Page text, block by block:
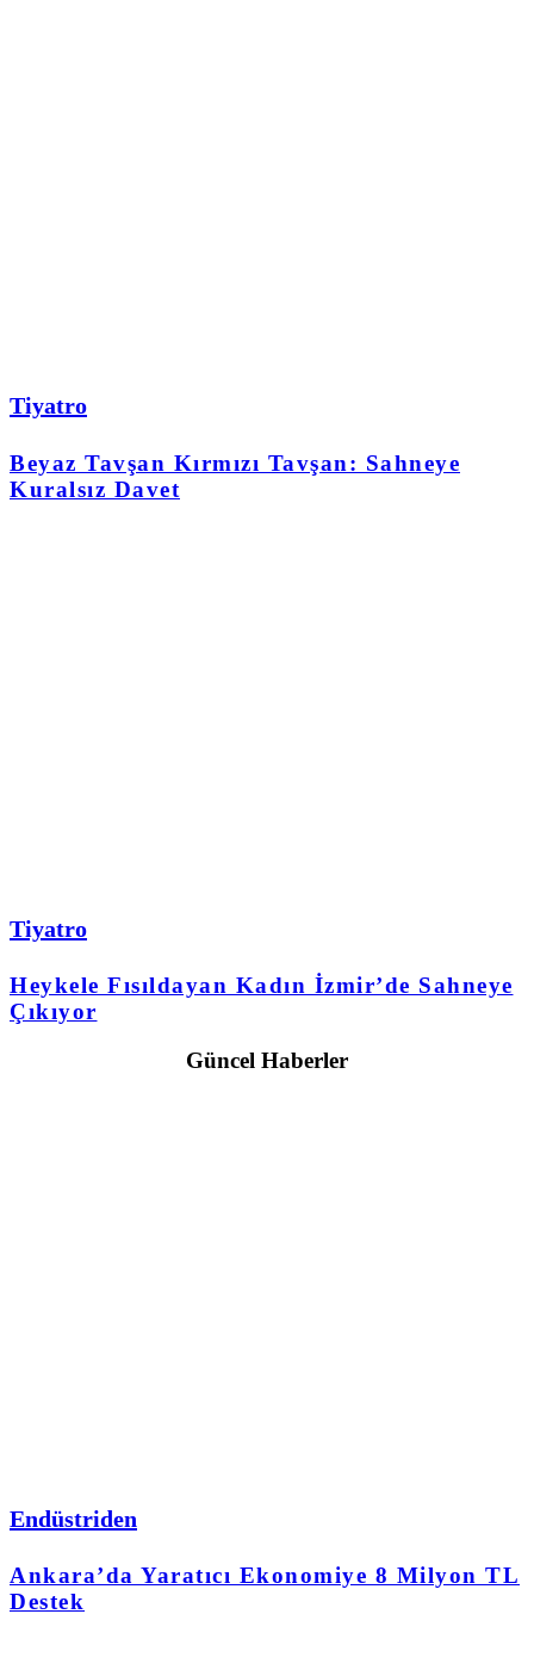
Tiyatro
Beyaz Tavşan Kırmızı Tavşan: Sahneye
Kuralsız Davet
Tiyatro
Heykele Fısıldayan Kadın İzmir’de Sahneye
Çıkıyor
Güncel Haberler
Endüstriden
Ankara’da Yaratıcı Ekonomiye 8 Milyon TL
Destek